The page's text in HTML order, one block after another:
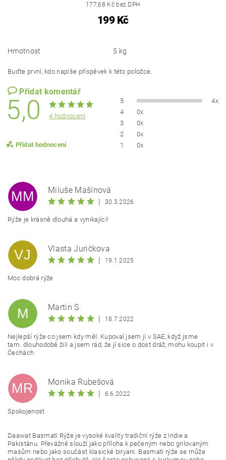
177,68 Kč bez DPH
199 Kč
Hmotnost 5 kg
Buďte první, kdo napíše příspěvek k této položce.
Přidat komentář
5,0 4 hodnocení
Přidat hodnocení
5
4x
4
0x
3
0x
2
0x
1
0x
Vložením hodnocení souhlasíte s
osobních údajů
MM
Miluše Mašínová
|
30.3.2026
Rýže je krásně dlouhá a vynikající!
VJ
Vlasta Juričkova
|
19.1.2025
Moc dobrá rýže
M
Martin S.
|
18.7.2022
Nejlepší rýže co jsem kdy měl. Kupoval jsem jí v SAE, když jsme
tam..dlouhodobě žili a jsem rád, že jí sice o dost dráž, mohu koupit i v
Čechách.
MR
Monika Rubešová
|
6.6.2022
Spokojenost
Daawat Basmati Rýže je vysoké kvality tradiční rýže z Indie a
Pakistánu. Převážně slouží jako příloha k pečeným nebo grilovaným
masům nebo jako součást klasické biryani. Basmati rýže se může